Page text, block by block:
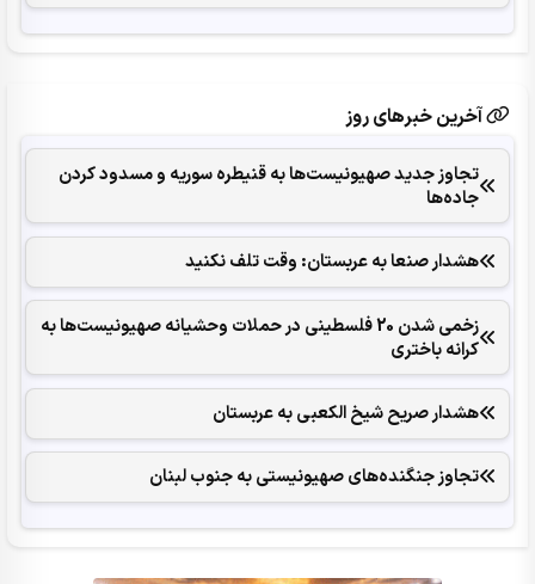
آخرین خبرهای روز
تجاوز جدید صهیونیست‌ها به قنیطره سوریه و مسدود کردن
جاده‌ها
هشدار صنعا به عربستان: وقت تلف نکنید
زخمی شدن 20 فلسطینی در حملات وحشیانه صهیونیست‌ها به
کرانه باختری
هشدار صریح شیخ الکعبی به عربستان
تجاوز جنگنده‌های صهیونیستی به جنوب لبنان